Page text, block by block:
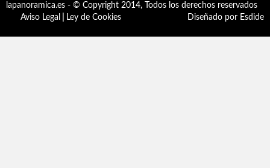
lapanoramica.es - © Copyright 2014, Todos los derechos reservados
Aviso Legal
Ley de Cookies Diseñado por Esdide